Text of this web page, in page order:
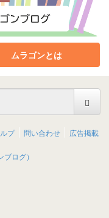
ムラゴンとは
プ 問い合わせ 広告掲載
ログ）